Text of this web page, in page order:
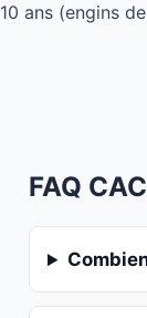
10 ans (engins
FAQ